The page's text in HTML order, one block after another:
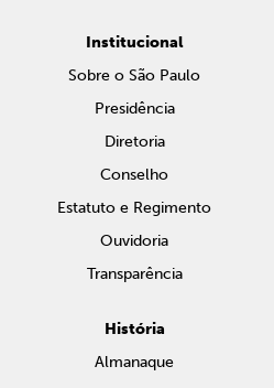
Institucional
Sobre o São Paulo
Presidência
Diretoria
Conselho
Estatuto e Regimento
Ouvidoria
Transparência
História
Almanaque